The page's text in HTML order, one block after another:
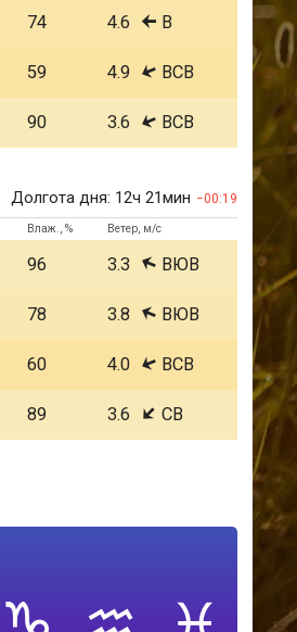
74 4.6 В
59 4.9 ВСВ
90 3.6 ВСВ
Долгота дня: 12ч 21мин 00:19
Влаж., % Ветер, м/с
96 3.3 ВЮВ
78 3.8 ВЮВ
60 4.0 ВСВ
89 3.6 СВ